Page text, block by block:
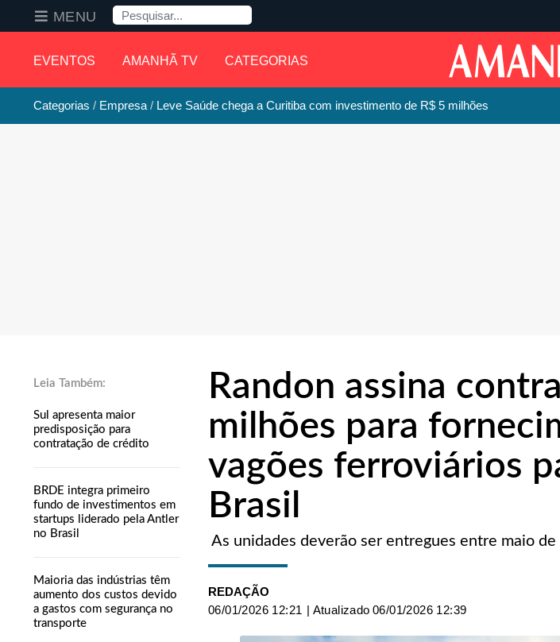
EVENTOS AMANHÃ TV CATEGORIAS
MENU Pesquisa
Categorias Empresa Leve Saúde chega a Curitiba com investimento de R$ 5 milhões
Sul apresenta maior
predisposição para
contratação de crédito
BRDE integra primeiro
fundo de investimentos em
startups liderado pela Antler
no Brasil
Maioria das indústrias têm
aumento dos custos devido
a gastos com segurança no
transporte
Randon assina
milhões para
vagões ferroviários
Brasil
As unidades deverão ser entregues entre maio
REDAÇÃO
06/01/2026 12:21 | Atualizado 06/01/2026 12:39